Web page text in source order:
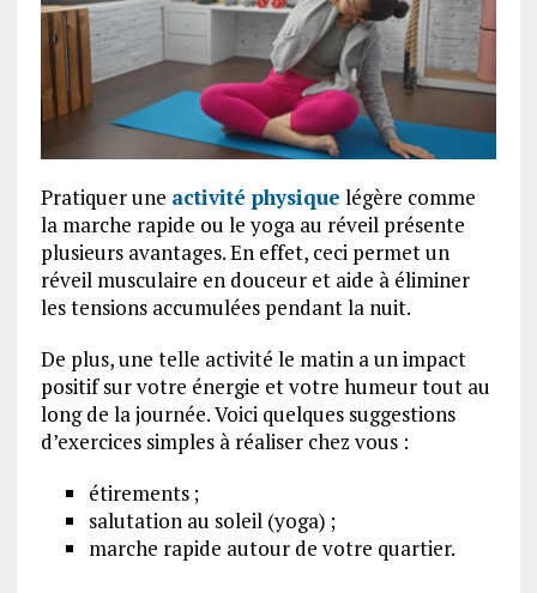
Pratiquer une activité physique légère comme
la marche rapide ou le yoga au réveil présente
plusieurs avantages. En effet, ceci permet un
réveil musculaire en douceur et aide à éliminer
les tensions accumulées pendant la nuit.
De plus, une telle activité le matin a un impact
positif sur votre énergie et votre humeur tout au
long de la journée. Voici quelques suggestions
d’exercices simples à réaliser chez vous :
étirements ;
salutation au soleil (yoga) ;
marche rapide autour de votre quartier.